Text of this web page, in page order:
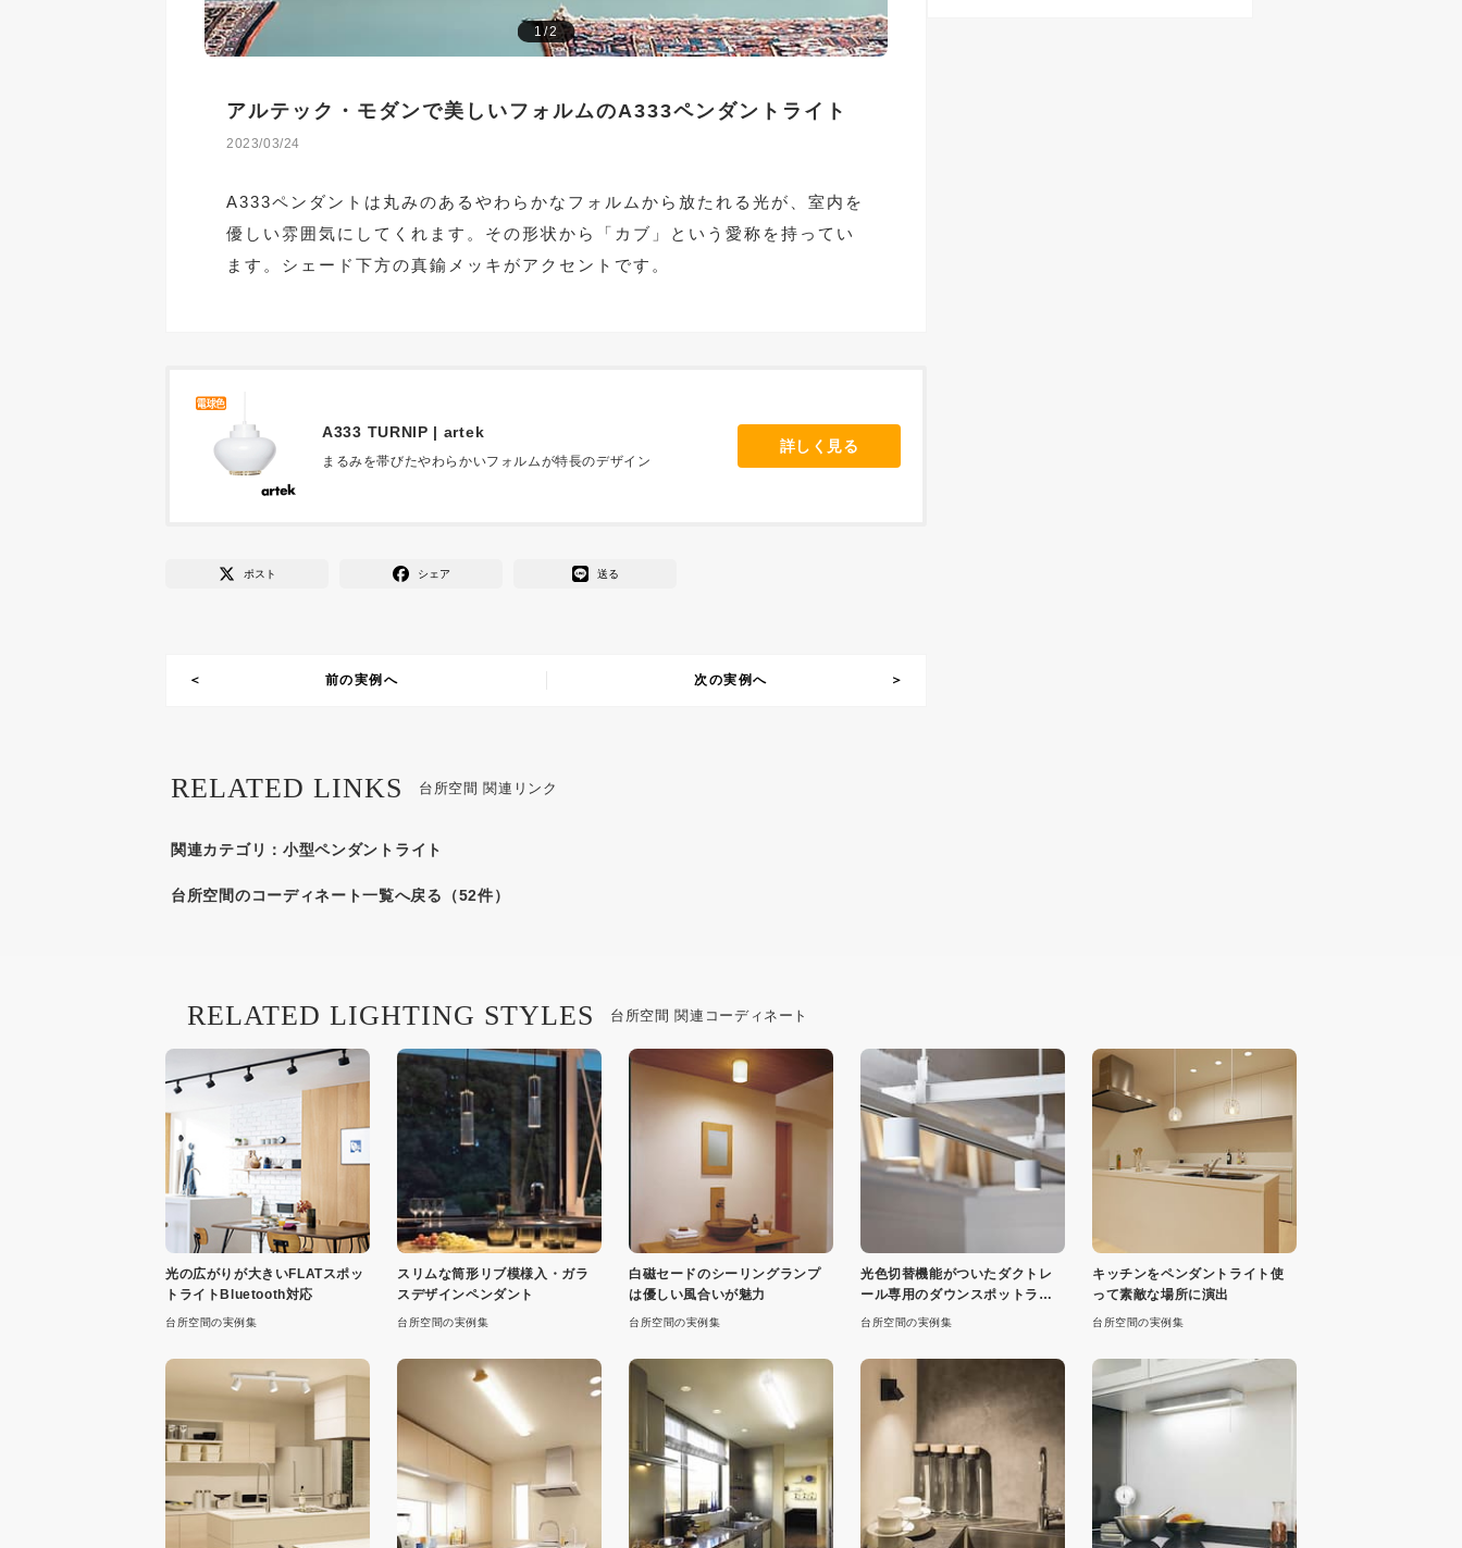
1/2
アルテック・モダンで美しいフォルムのA333ペンダントライト
2023/03/24
A333ペンダントは丸みのあるやわらかなフォルムから放たれる光が、室内を
優しい雰囲気にしてくれます。その形状から「カブ」という愛称を持ってい
ます。シェード下方の真鍮メッキがアクセントです。
A333 TURNIP | artek
まるみを帯びたやわらかいフォルムが特長のデザイン
詳しく見る
ポスト シェア 送る
前の実例へ 次の実例へ
台所空間 関連リンク
RELATED LINKS
関連カテゴリ： 小型ペンダントライト
台所空間のコーディネート一覧へ戻る（52件）
台所空間 関連コーディネート
RELATED LIGHTING STYLES
光の広がりが大きいFLATスポッ
トライトBluetooth対応
台所空間の実例集
スリムな筒形リブ模様入・ガラ
スデザインペンダント
台所空間の実例集
白磁セードのシーリングランプ
は優しい風合いが魅力
台所空間の実例集
光色切替機能がついたダクトレ
ール専用のダウンスポットライ
ト
台所空間の実例集
キッチンをペンダントライト使
って素敵な場所に演出
台所空間の実例集